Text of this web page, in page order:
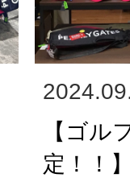
【ゴル
定！！